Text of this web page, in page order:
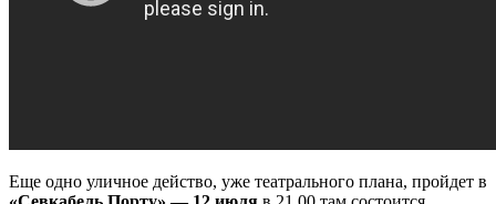
Еще одно уличное действо, уже театрального плана, пройдет в